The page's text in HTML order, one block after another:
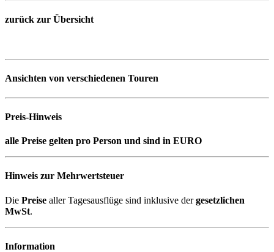
zurück zur Übersicht
Ansichten von verschiedenen Touren
Preis-Hinweis
alle Preise gelten pro Person und sind in EURO
Hinweis zur Mehrwertsteuer
Die Preise aller Tagesausflüge sind inklusive dergesetzlichen
MwSt.
Information